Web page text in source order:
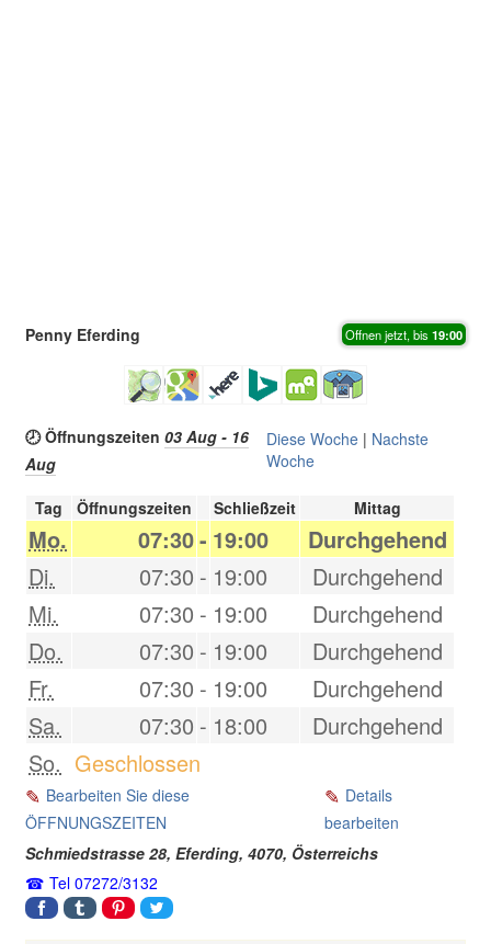
Penny Eferding Offnen jetzt, bis 19:00
🕗 Öffnungszeiten 03 Aug - 16
Aug
Diese Woche| Nachste
Woche
Tag Öffnungszeiten Schließzeit Mittag
Mo. 07:30- 19:00
Durchgehend
Di.
07:30 - 19:00
Durchgehend
Mi.
07:30 - 19:00
Durchgehend
Do.
07:30 - 19:00
Durchgehend
Fr.
07:30 - 19:00
Durchgehend
Sa.
07:30 - 18:00
Durchgehend
So. Geschlossen
Bearbeiten Sie diese
ÖFFNUNGSZEITEN
Details
bearbeiten
Schmiedstrasse 28, Eferding, 4070, Österreichs
Tel 07272/3132